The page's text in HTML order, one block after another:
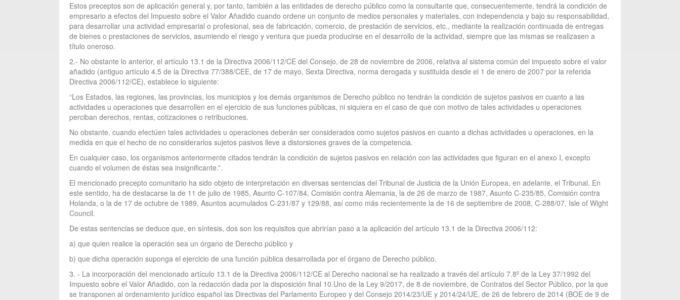
Estos preceptos son de aplicación general y, por tanto, también a las entidades de derecho público como la consultante que, consecuentemente, tendrá la condición de
empresario a efectos del Impuesto sobre el Valor Añadido cuando ordene un conjunto de medios personales y materiales, con independencia y bajo su responsabilidad,
para desarrollar una actividad empresarial o profesional, sea de fabricación, comercio, de prestación de servicios, etc., mediante la realización continuada de entregas
de bienes o prestaciones de servicios, asumiendo el riesgo y ventura que pueda producirse en el desarrollo de la actividad, siempre que las mismas se realizasen a
título oneroso.
2.- No obstante lo anterior, el artículo 13.1 de la Directiva 2006/112/CE del Consejo, de 28 de noviembre de 2006, relativa al sistema común del impuesto sobre el valor
añadido (antiguo artículo 4.5 de la Directiva 77/388/CEE, de 17 de mayo, Sexta Directiva, norma derogada y sustituida desde el 1 de enero de 2007 por la referida
Directiva 2006/112/CE), establece lo siguiente:
“Los Estados, las regiones, las provincias, los municipios y los demás organismos de Derecho público no tendrán la condición de sujetos pasivos en cuanto a las
actividades u operaciones que desarrollen en el ejercicio de sus funciones públicas, ni siquiera en el caso de que con motivo de tales actividades u operaciones
perciban derechos, rentas, cotizaciones o retribuciones.
No obstante, cuando efectúen tales actividades u operaciones deberán ser considerados como sujetos pasivos en cuanto a dichas actividades u operaciones, en la
medida en que el hecho de no considerarlos sujetos pasivos lleve a distorsiones graves de la competencia.
En cualquier caso, los organismos anteriormente citados tendrán la condición de sujetos pasivos en relación con las actividades que figuran en el anexo I, excepto
cuando el volumen de éstas sea insignificante.”.
El mencionado precepto comunitario ha sido objeto de interpretación en diversas sentencias del Tribunal de Justicia de la Unión Europea, en adelante, el Tribunal. En
este sentido, ha de destacarse la de 11 de julio de 1985, Asunto C-107/84, Comisión contra Alemania, la de 26 de marzo de 1987, Asunto C-235/85, Comisión contra
Holanda, o la de 17 de octubre de 1989, Asuntos acumulados C-231/87 y 129/88, así como más recientemente la de 16 de septiembre de 2008, C-288/07, Isle of Wight
Council.
De estas sentencias se deduce que, en síntesis, dos son los requisitos que abrirían paso a la aplicación del artículo 13.1 de la Directiva 2006/112:
a) que quien realice la operación sea un órgano de Derecho público y
b) que dicha operación suponga el ejercicio de una función pública desarrollada por el órgano de Derecho público.
3. - La incorporación del mencionado artículo 13.1 de la Directiva 2006/112/CE al Derecho nacional se ha realizado a través del artículo 7.8º de la Ley 37/1992 del
Impuesto sobre el Valor Añadido, con la redacción dada por la disposición final 10.Uno de la Ley 9/2017, de 8 de noviembre, de Contratos del Sector Público, por la que
se transponen al ordenamiento jurídico español las Directivas del Parlamento Europeo y del Consejo 2014/23/UE y 2014/24/UE, de 26 de febrero de 2014 (BOE de 9 de